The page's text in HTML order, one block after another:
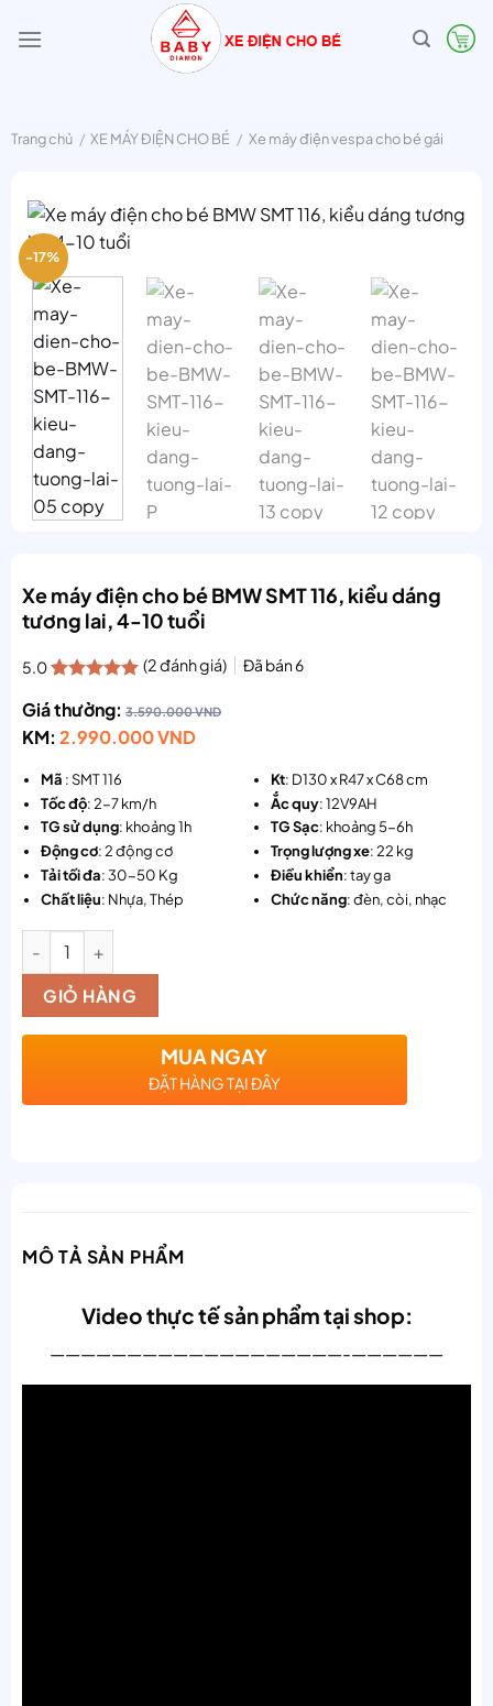
qua
Trang chủ / XE MÁY ĐIỆN CHO BÉ / Xe máy điện vespa cho bé gái
-17%
Xe máy điện cho bé BMW SMT 116, kiểu dáng
tương lai, 4-10 tuổi
5.0
dựa trên
đánh giá
(2đánh giá) Đã bán6
Giá thường:3.590.000VND
KM: 2.990.000VND
Mã : SMT 116 Kt: D130 x R47 x C68 cm
Tốc độ: 2-7 km/h Ắc quy: 12V9AH
TG sử dụng: khoảng 1h TG Sạc: khoảng 5-6h
Động cơ: 2 động cơ Trọng lượngxe: 22 kg
Tải tối đa: 30-50 Kg Điều khiển: tay ga
Chất liệu: Nhựa, Thép Chức năng: đèn, còi, nhạc
Số lượng
GIỎ HÀNG
MUA NGAY
ĐẶT HÀNG TẠI ĐÂY
MÔ TẢ SẢN PHẨM
Video thực tế sản phẩm tại shop:
———————————————————-——————